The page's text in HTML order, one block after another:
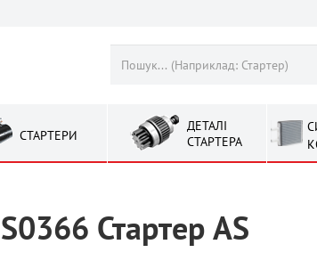
СТАРТЕРИ
ДЕТАЛІ
СТАРТЕРА
S0366 Стартер AS